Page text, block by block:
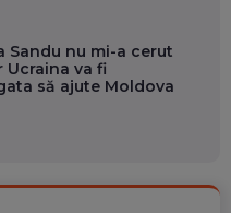
Sandu nu mi-a cerut
Ucraina va fi
să ajute Moldova